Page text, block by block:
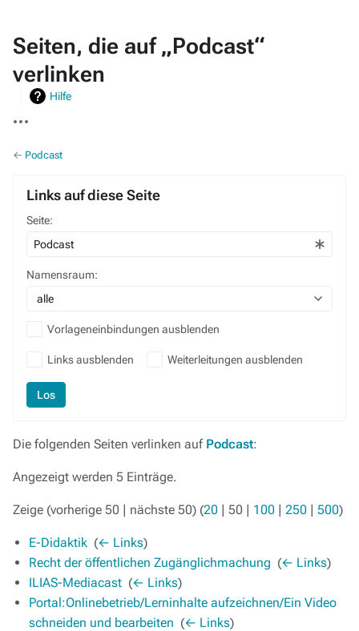
Seiten, die auf „Podcast“
verlinken
Hilfe
Aktionen
← Podcast
Links auf diese Seite
Seite:
Namensraum:
alle
Vorlageneinbindungen ausblenden
Links ausblenden Weiterleitungen ausblenden
Los
Die folgenden Seiten verlinken auf Podcast:
Angezeigt werden 5 Einträge.
Zeige (vorherige 50 | nächste 50) (20 | 50 | 100 | 250 | 500)
E-Didaktik (← Links)
Recht der öffentlichen Zugänglichmachung (← Links)
ILIAS-Mediacast (← Links)
Portal:Onlinebetrieb/Lerninhalte aufzeichnen/Ein Video
schneiden und bearbeiten (← Links)